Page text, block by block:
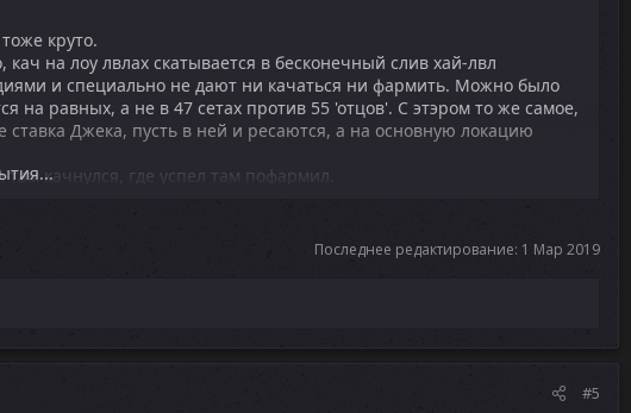
круто.
на лоу лвлах скатывается в бесконечный слив хай-лвл
и специально не дают ни качаться ни фармить. Можно было
на равных, а не в 47 сетах против 55 'отцов'. С этэром то же самое,
Джека, пусть в ней и ресаются, а на основную локацию
качнулся, где успел там пофармил.
Последнее редактирование: 1 Мар 2019
#5